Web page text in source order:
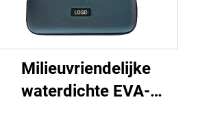
Milieuvriendelijke
waterdichte EVA-